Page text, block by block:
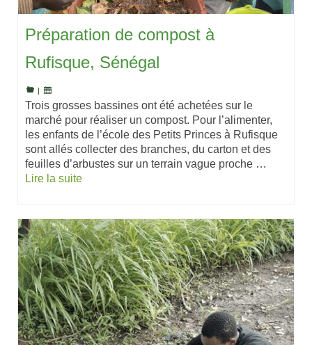
Préparation de compost à
Rufisque, Sénégal
|
Trois grosses bassines ont été achetées sur le
marché pour réaliser un compost. Pour l’alimenter,
les enfants de l’école des Petits Princes à Rufisque
sont allés collecter des branches, du carton et des
feuilles d’arbustes sur un terrain vague proche …
Lire la suite